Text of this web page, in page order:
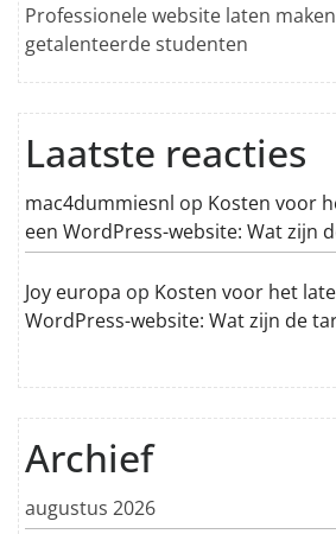
Professionele website laten
getalenteerde studenten
Laatste reacties
mac4dummiesnl op Kosten voor
een WordPress-website: Wat zijn
Joy europa op Kosten voor het
WordPress-website: Wat zijn de
Archief
augustus 2026